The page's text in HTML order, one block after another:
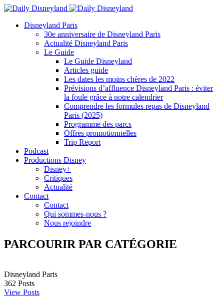
Disneyland Paris
30e anniversaire de Disneyland Paris
Actualité Disneyland Paris
Le Guide
Le Guide Disneyland
Articles guide
Les dates les moins chères de 2022
Prévisions d’affluence Disneyland Paris : éviter
la foule grâce à notre calendrier
Comprendre les formules repas de Disneyland
Paris (2025)
Programme des parcs
Offres promotionnelles
Trip Report
Podcast
Productions Disney
Disney+
Critiques
Actualité
Contact
Contact
Qui sommes-nous ?
Nous rejoindre
PARCOURIR PAR CATÉGORIE
Disneyland Paris
362 Posts
View Posts